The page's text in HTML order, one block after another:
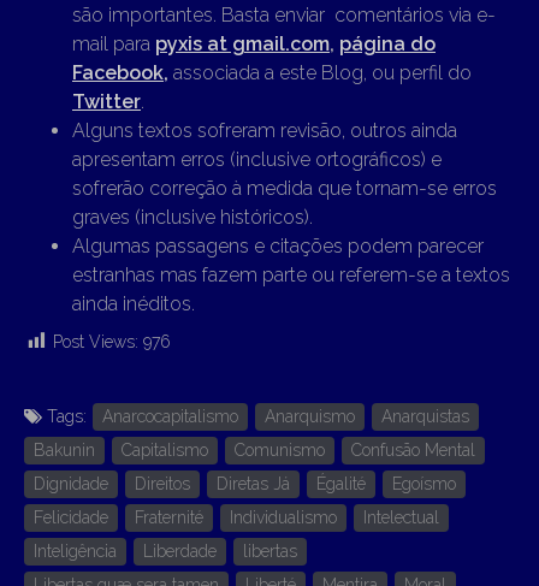
são importantes. Basta enviar comentários via e-
mail para pyxis at gmail.com, página do
Facebook, associada a este Blog, ou perfil do
Twitter.
Alguns textos sofreram revisão, outros ainda
apresentam erros (inclusive ortográficos) e
sofrerão correção à medida que tornam-se erros
graves (inclusive históricos).
Algumas passagens e citações podem parecer
estranhas mas fazem parte ou referem-se a textos
ainda inéditos.
Post Views: 976
Tags: Anarcocapitalismo Anarquismo
Anarquistas
Bakunin
Capitalismo Comunismo
Confusão Mental
Dignidade
Direitos Diretas Já Égalité
Egoísmo
Felicidade
Fraternité Individualismo
Intelectual
Inteligência
Liberdade
libertas